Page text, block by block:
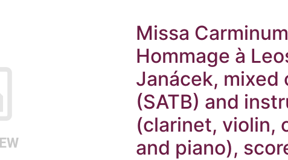
Missa
Hommage à
Janácek, mixed
(SATB) and
(clarinet, violin,
and piano),